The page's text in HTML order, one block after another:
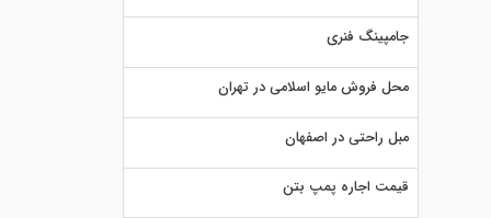
جامپینگ فنری
محل فروش مایو اسلامی در تهران
مبل راحتی در اصفهان
قیمت اجاره پمپ بتن